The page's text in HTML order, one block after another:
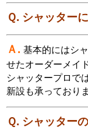
Ｑ. シャッター
Ａ. 基本的にはシ
せたオーダーメイ
シャッタープロで
新設も承っており
Ｑ. シャッター